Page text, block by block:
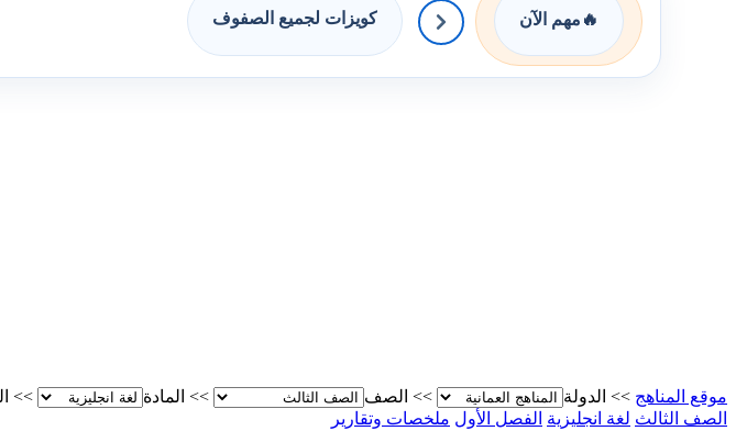
🔥 مهم الآن كويزات لجميع الصفوف
موقع المناهج >> الدولة >> الصف >> المادة >>
الصف الثالث لغة انجليزية الفصل الأول ملخصات وتقارير